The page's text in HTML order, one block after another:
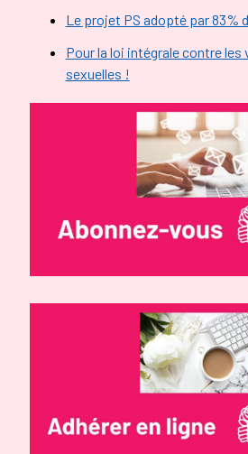
Le projet PS adopté par 83%
Pour la loi intégrale contre
sexuelles !